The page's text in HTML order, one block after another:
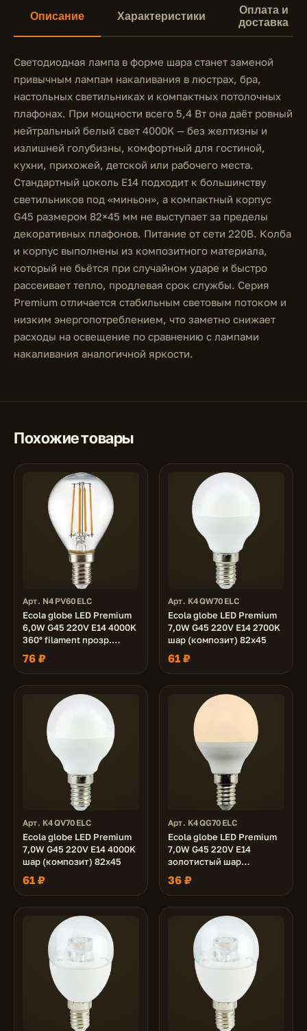
Описание Характеристики
Оплата и
доставка
Светодиодная лампа в форме шара станет заменой
привычным лампам накаливания в люстрах, бра,
настольных светильниках и компактных потолочных
плафонах. При мощности всего 5,4 Вт она даёт ровный
нейтральный белый свет 4000K — без желтизны и
излишней голубизны, комфортный для гостиной,
кухни, прихожей, детской или рабочего места.
Стандартный цоколь E14 подходит к большинству
светильников под «миньон», а компактный корпус
G45 размером 82×45 мм не выступает за пределы
декоративных плафонов. Питание от сети 220В. Колба
и корпус выполнены из композитного материала,
который не бьётся при случайном ударе и быстро
рассеивает тепло, продлевая срок службы. Серия
Premium отличается стабильным световым потоком и
низким энергопотреблением, что заметно снижает
расходы на освещение по сравнению с лампами
накаливания аналогичной яркости.
Похожие товары
Арт. N4PV60ELC
Ecola globe LED Premium
6,0W G45 220V E14 4000K
360° filament прозр.
нитевидный шар (Ra 80,
100 Lm/W, КП=0) 78х45
76 ₽
Арт. K4QW70ELC
Ecola globe LED Premium
7,0W G45 220V E14 2700K
шар (композит) 82x45
61 ₽
Арт. K4QV70ELC
Ecola globe LED Premium
7,0W G45 220V E14 4000K
шар (композит) 82x45
61 ₽
Арт. K4QG70ELC
Ecola globe LED Premium
7,0W G45 220V E14
золотистый шар
(композит) 77x45
36 ₽